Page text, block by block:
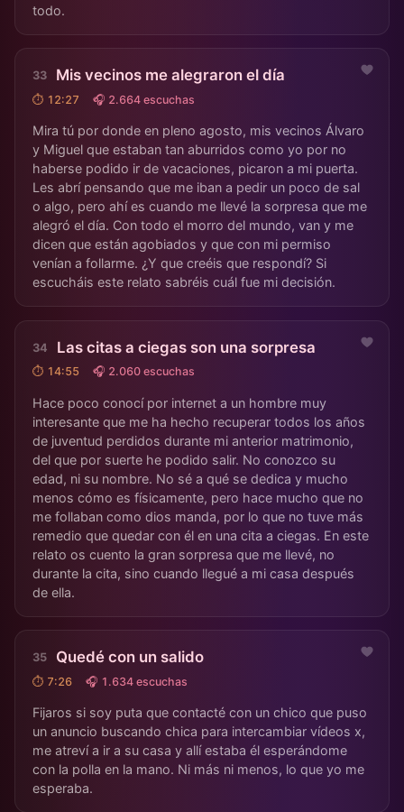
todo.
Mis vecinos me alegraron el día
⏱ 12:27 🎧 2.664 escuchas
Mira tú por donde en pleno agosto, mis vecinos Álvaro
y Miguel que estaban tan aburridos como yo por no
haberse podido ir de vacaciones, picaron a mi puerta.
Les abrí pensando que me iban a pedir un poco de sal
o algo, pero ahí es cuando me llevé la sorpresa que me
alegró el día. Con todo el morro del mundo, van y me
dicen que están agobiados y que con mi permiso
venían a follarme. ¿Y que creéis que respondí? Si
escucháis este relato sabréis cuál fue mi decisión.
Las citas a ciegas son una sorpresa
⏱ 14:55 🎧 2.060 escuchas
Hace poco conocí por internet a un hombre muy
interesante que me ha hecho recuperar todos los años
de juventud perdidos durante mi anterior matrimonio,
del que por suerte he podido salir. No conozco su
edad, ni su nombre. No sé a qué se dedica y mucho
menos cómo es físicamente, pero hace mucho que no
me follaban como dios manda, por lo que no tuve más
remedio que quedar con él en una cita a ciegas. En este
relato os cuento la gran sorpresa que me llevé, no
durante la cita, sino cuando llegué a mi casa después
de ella.
Quedé con un salido
⏱ 7:26 🎧 1.634 escuchas
Fijaros si soy puta que contacté con un chico que puso
un anuncio buscando chica para intercambiar vídeos x,
me atreví a ir a su casa y allí estaba él esperándome
con la polla en la mano. Ni más ni menos, lo que yo me
esperaba.